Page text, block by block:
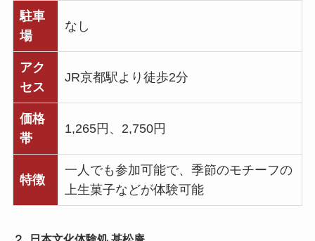
駐車
場
なし
アク
セス
JR京都駅より徒歩2分
価格
帯
1,265円、2,750円
特徴
一人でも参加可能で、季節のモチーフの
上生菓子などが体験可能